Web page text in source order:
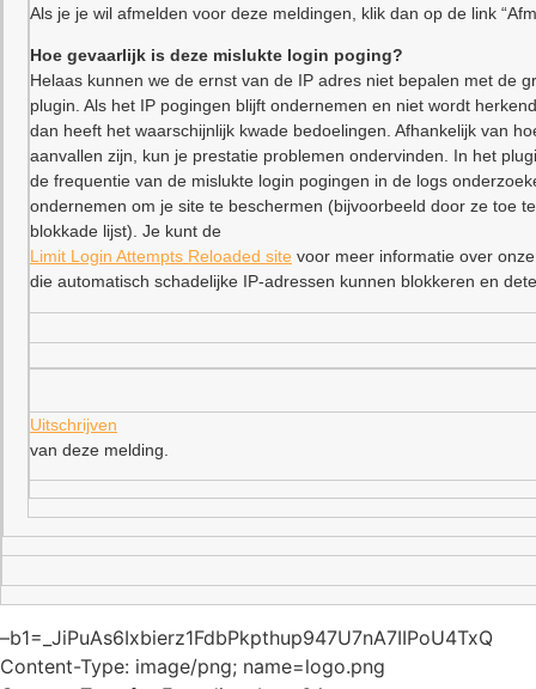
Als je je wil afmelden voor deze meldingen, klik dan op de link
Hoe gevaarlijk is deze mislukte login poging?
Helaas kunnen we de ernst van de IP adres niet bepalen met de
plugin. Als het IP pogingen blijft ondernemen en niet wordt
dan heeft het waarschijnlijk kwade bedoelingen. Afhankelijk van
aanvallen zijn, kun je prestatie problemen ondervinden. In het
de frequentie van de mislukte login pogingen in de logs
ondernemen om je site te beschermen (bijvoorbeeld door ze toe
blokkade lijst). Je kunt de
Limit Login Attempts Reloaded site voor meer informatie over
die automatisch schadelijke IP-adressen kunnen blokkeren en
Uitschrijven
van deze melding.
–b1=_JiPuAs6Ixbierz1FdbPkpthup947U7nA7IIPoU4TxQ
Content-Type: image/png; name=logo.png